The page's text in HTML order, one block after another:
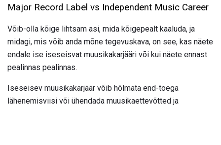
Major Record Label vs Independent Music Career
Võib-olla kõige lihtsam asi, mida kõigepealt kaaluda, ja
midagi, mis võib anda mõne tegevuskava, on see, kas näete
endale ise iseseisvat muusikakarjääri või kui näete ennast
pealinnas pealinnas.
Iseseisev muusikakarjäär võib hõlmata end-toega
lähenemisviisi või ühendada muusikaettevõtted ja